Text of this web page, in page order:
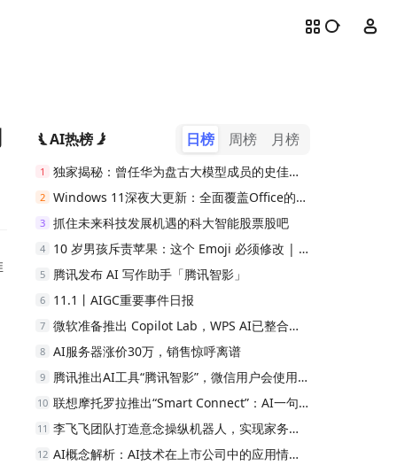
AI热榜 日榜 周榜 月榜
1 独家揭秘：曾任华为盘古大模型成员的史佳欣离职创业
2 Windows 11深夜大更新：全面覆盖Office的大模型Copilot现已到位
3 抓住未来科技发展机遇的科大智能股票股吧
4 10 岁男孩斥责苹果：这个 Emoji 必须修改 | Feel Good 周报
5 腾讯发布 AI 写作助手「腾讯智影」
6 11.1丨AIGC重要事件日报
7 微软准备推出 Copilot Lab，WPS AI已整合至金山办公全系产品，并开启邀请注册 | AIGC分享会
8 AI服务器涨价30万，销售惊呼离谱
9 腾讯推出AI工具“腾讯智影”，微信用户会使用吗？
10 联想摩托罗拉推出“Smart Connect”：AI一句话搜索，文件查找更轻松
11 李飞飞团队打造意念操纵机器人，实现家务与游戏双重功能
12 AI概念解析：AI技术在上市公司中的应用情况有哪些？